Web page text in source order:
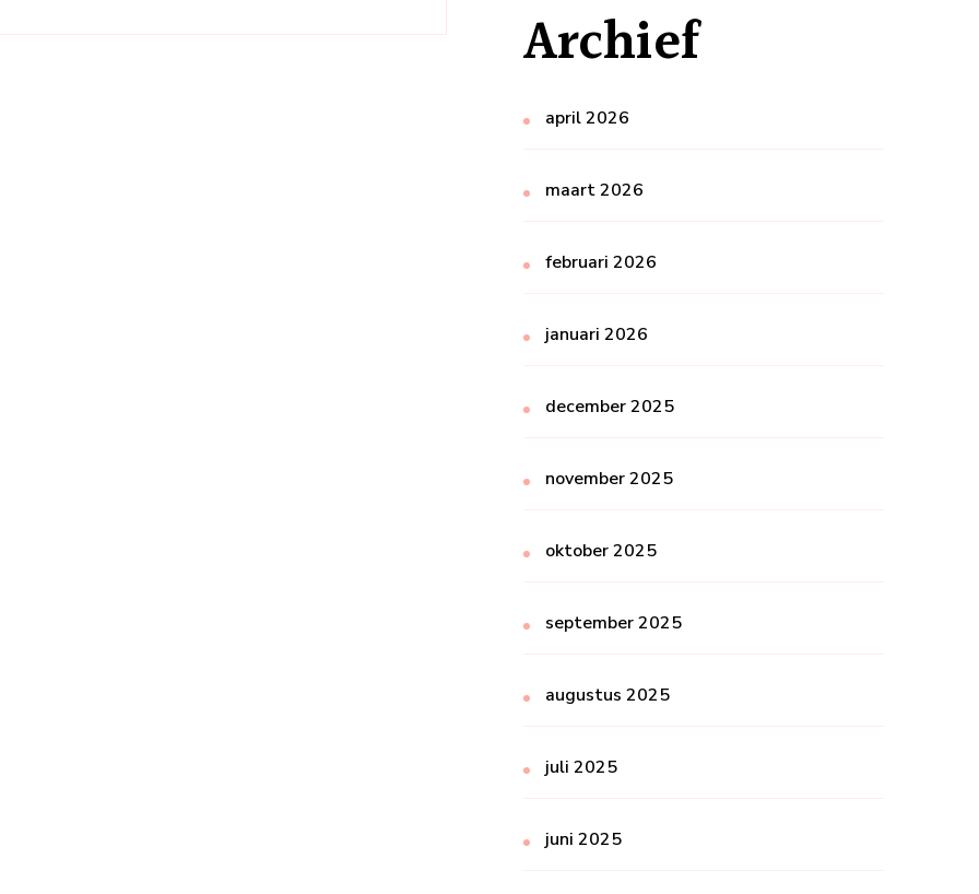
Archief
april 2026
maart 2026
februari 2026
januari 2026
december 2025
november 2025
oktober 2025
september 2025
augustus 2025
juli 2025
juni 2025